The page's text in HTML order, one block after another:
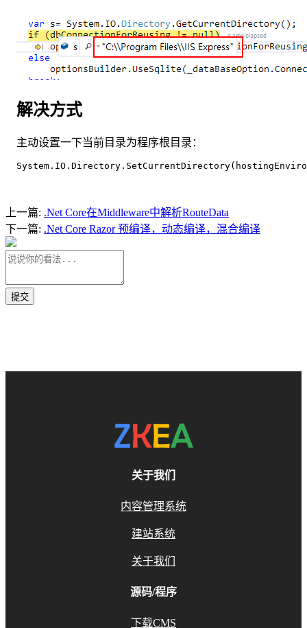
解决方式
主动设置一下当前目录为程序根目录：
上一篇: .Net Core在Middleware中解析RouteData
下一篇: .Net Core Razor 预编译，动态编译，混合编译
关于我们
内容管理系统
建站系统
关于我们
源码/程序
下载CMS